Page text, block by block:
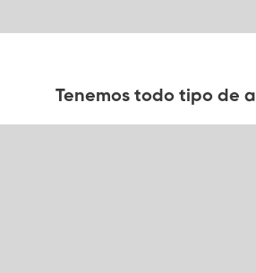
Tenemos todo tipo de